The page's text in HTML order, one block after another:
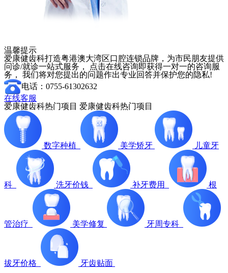
温馨提示
爱康健齿科打造粤港澳大湾区口腔连锁品牌，为市民朋友提供
问诊/就诊一站式服务， 点击在线咨询即获得一对一的咨询服
务， 我们将对您提出的问题作出专业回答并保护您的隐私!
电话：0755-61302632
在线客服
爱康健齿科热门项目 爱康健齿科热门项目
数字种植 美学矫牙 儿童牙
科 洗牙价钱 补牙费用 根
管治疗 美学修复 牙周专科
拔牙价格
牙齿贴面